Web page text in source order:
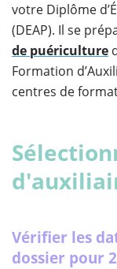
votre Diplôme
(DEAP). Il se
de puériculture
Formation
centres de
Vérifier les
dossier pour